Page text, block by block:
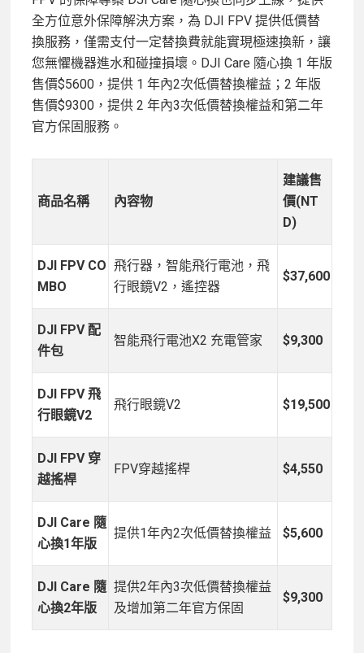
全方位意外保障解決方案，為 DJI FPV 提供低價替
換服務，僅需支付一定替換費就能實現極速換新，讓
您無懼機器進水和碰撞損壞。DJI Care 隨心換 1 年版
售價$5600，提供 1 年內2次低價替換權益；2 年版
售價$9300，提供 2 年內3次低價替換權益和第二年
官方保固服務。
商品名稱 內容物
建議售
價(NT
D)
DJI FPV CO
MBO
飛行器，智能飛行電池，飛
行眼鏡V2，遙控器
$37,600
DJI FPV 配
件包
智能飛行電池X2 充電管家 $9,300
DJI FPV 飛
行眼鏡V2
飛行眼鏡V2 $19,500
DJI FPV 穿
越搖桿
FPV穿越搖桿 $4,550
DJI Care 隨
心換1年版
提供1年內2次低價替換權益 $5,600
DJI Care 隨
心換2年版
提供2年內3次低價替換權益
及增加第二年官方保固
$9,300